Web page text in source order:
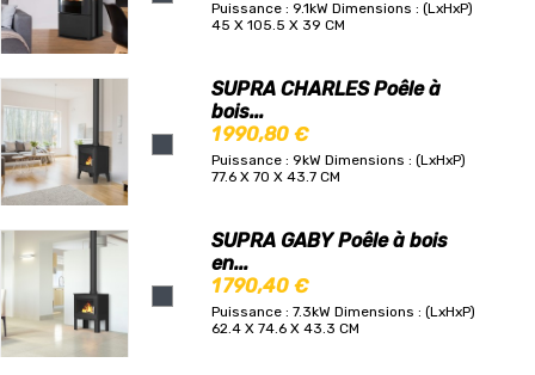
Puissance : 9.1kW Dimensions : (LxHxP)
45 X 105.5 X 39 CM
SUPRA CHARLES Poêle à
bois...
1 990,80 €
Puissance : 9kW Dimensions : (LxHxP)
77.6 X 70 X 43.7 CM
SUPRA GABY Poêle à bois
en...
1 790,40 €
Puissance : 7.3kW Dimensions : (LxHxP)
62.4 X 74.6 X 43.3 CM